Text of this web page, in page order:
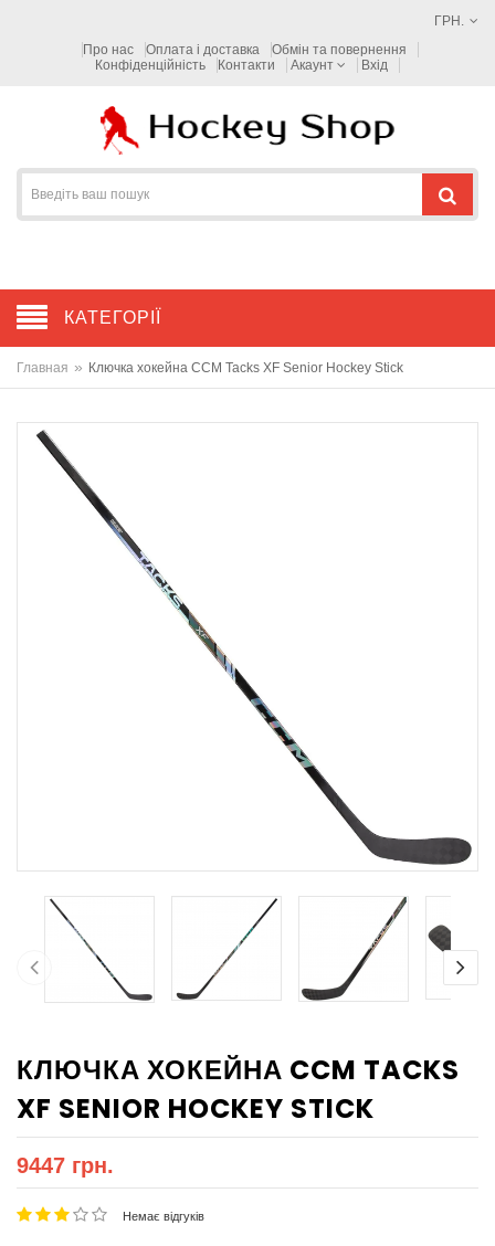
ГРН.
Про нас
Оплата і доставка
Обмін та повернення
Конфіденційність
Контакти Акаунт Вхід
КАТЕГОРІЇ
Главная » Ключка хокейна CCM Tacks XF Senior Hockey Stick
КЛЮЧКА ХОКЕЙНА CCM TACKS
XF SENIOR HOCKEY STICK
9447 грн.
Немає відгуків